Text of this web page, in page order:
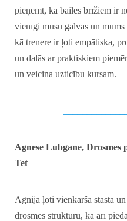
pieņemt, ka bailes brīžiem ir
vienīgi mūsu galvās un
kā trenere ir ļoti empātiska,
un dalās ar praktiskiem
un veicina uzticību kursam.
Agnese Lubgane,
Tet
Agnija ļoti vienkāršā stāstā
drosmes struktūru, kā arī